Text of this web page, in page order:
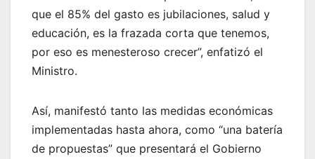
que el 85% del gasto es jubilaciones, salud y
educación, es la frazada corta que tenemos,
por eso es menesteroso crecer”, enfatizó el
Ministro.
Así, manifestó tanto las medidas económicas
implementadas hasta ahora, como “una batería
de propuestas” que presentará el Gobierno